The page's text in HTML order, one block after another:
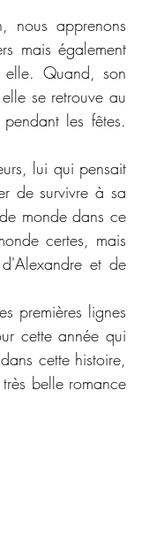
nous apprenons
mais également
Quand, son
se retrouve au
les fêtes.
lui qui pensait
de survivre à sa
monde dans ce
certes, mais
et de
premières lignes
cette année qui
cette histoire,
belle romance